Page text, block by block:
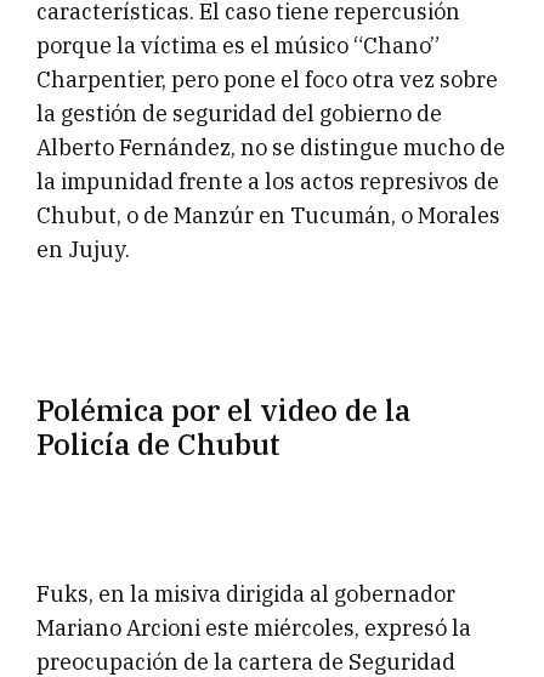
características. El caso tiene repercusión
porque la víctima es el músico “Chano”
Charpentier, pero pone el foco otra vez sobre
la gestión de seguridad del gobierno de
Alberto Fernández, no se distingue mucho de
la impunidad frente a los actos represivos de
Chubut, o de Manzúr en Tucumán, o Morales
en Jujuy.
Polémica por el video de la
Policía de Chubut
Fuks, en la misiva dirigida al gobernador
Mariano Arcioni este miércoles, expresó la
preocupación de la cartera de Seguridad